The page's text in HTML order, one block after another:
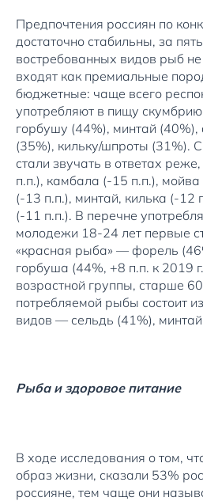
Предпочтения россиян по
достаточно стабильны, за
востребованных видов рыб
входят как премиальные
бюджетные: чаще всего
употребляют в пищу
горбушу (44%), минтай
(35%), кильку/шпроты (31%).
стали звучать в ответах
п.п.), камбала (-15 п.п.),
(-13 п.п.), минтай, килька (-12
(-11 п.п.). В перечне
молодежи 18-24 лет первые
«красная рыба» — форель
горбуша (44%, +8 п.п. к 2019
возрастной группы, старше
потребляемой рыбы состоит
видов — сельдь (41%),
Рыба и здоровое питание
В ходе исследования о том,
образ жизни, сказали 53%
россияне, тем чаще они